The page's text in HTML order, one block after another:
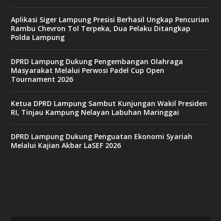
Aplikasi Siger Lampung Presisi Berhasil Ungkap Pencurian
Rambu Chevron Tol Terpeka, Dua Pelaku Ditangkap
Polda Lampung
DPRD Lampung Dukung Pengembangan Olahraga
Masyarakat Melalui Perwosi Padel Cup Open
Tournament 2026
Ketua DPRD Lampung Sambut Kunjungan Wakil Presiden
RI, Tinjau Kampung Nelayan Labuhan Maringgai
DPRD Lampung Dukung Penguatan Ekonomi Syariah
Melalui Kajian Akbar LaSEF 2026